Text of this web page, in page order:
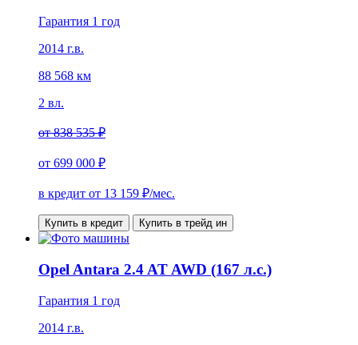
Гарантия 1 год
2014 г.в.
88 568 км
2 вл.
от838 535 ₽
от 699 000 ₽
в кредит от 13 159 ₽/мес.
Купить в кредит Купить в трейд ин
Opel Antara 2.4 AT AWD (167 л.с.)
Гарантия 1 год
2014 г.в.